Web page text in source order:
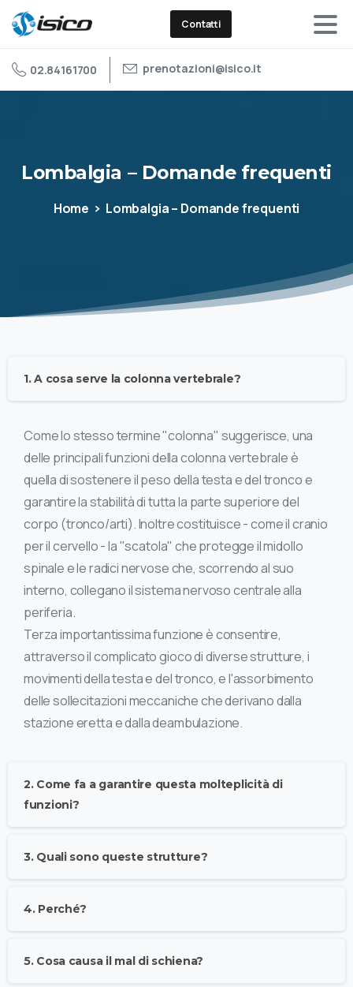
Contatti
02.84161700 prenotazioni@isico.it
Lombalgia – Domande frequenti
Home Lombalgia – Domande frequenti
1. A cosa serve la colonna vertebrale?
Come lo stesso termine "colonna" suggerisce, una
delle principali funzioni della colonna vertebrale è
quella di sostenere il peso della testa e del tronco e
garantire la stabilità di tutta la parte superiore del
corpo (tronco/arti). Inoltre costituisce - come il cranio
per il cervello - la "scatola" che protegge il midollo
spinale e le radici nervose che, scorrendo al suo
interno, collegano il sistema nervoso centrale alla
periferia.
Terza importantissima funzione è consentire,
attraverso il complicato gioco di diverse strutture, i
movimenti della testa e del tronco, e l'assorbimento
delle sollecitazioni meccaniche che derivano dalla
stazione eretta e dalla deambulazione.
2. Come fa a garantire questa molteplicità di
funzioni?
3. Quali sono queste strutture?
4. Perché?
5. Cosa causa il mal di schiena?